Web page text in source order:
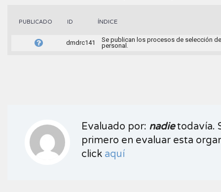
PUBLICADO ID ÍNDICE
dmdrc141
Se publican los procesos de selección de
personal.
Evaluado por: nadietodavía.
primero en evaluar esta
click aquí